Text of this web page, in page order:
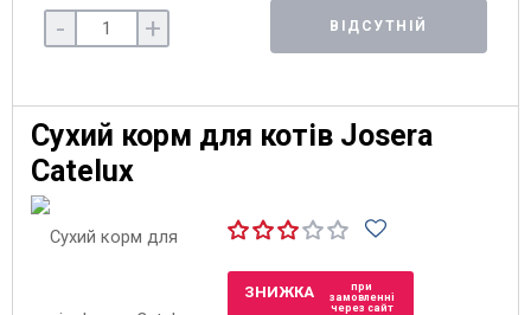
- + ВІДСУТНІЙ
Сухий корм для котів Josera
Catelux
ЗНИЖКА
при
замовленні
через сайт